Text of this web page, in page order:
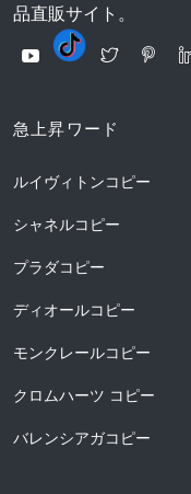
品直販サイト。
急上昇ワード
ルイヴィトンコピー
シャネルコピー
プラダコピー
ディオールコピー
モンクレールコピー
クロムハーツ コピー
バレンシアガコピー